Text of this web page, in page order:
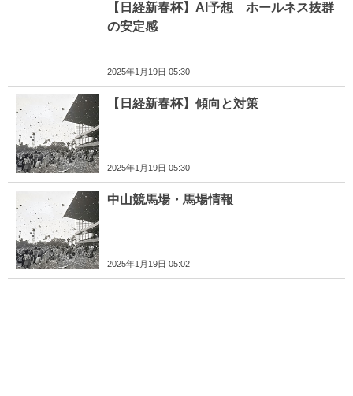
【日経新春杯】AI予想 ホールネス抜群
の安定感
2025年1月19日 05:30
【日経新春杯】傾向と対策
2025年1月19日 05:30
中山競馬場・馬場情報
2025年1月19日 05:02